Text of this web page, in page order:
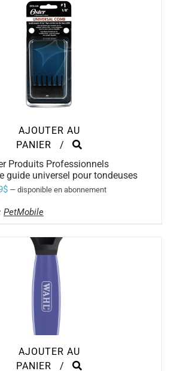
AJOUTER AU
PANIER
/
Produits Professionnels
guide universel pour tondeuses
$ —disponible en abonnement
PetMobile
AJOUTER AU
PANIER
/